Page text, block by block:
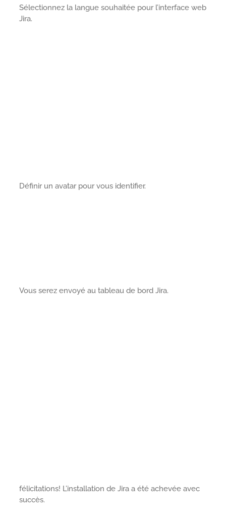
Sélectionnez la langue souhaitée pour l’interface web
Jira.
Définir un avatar pour vous identifier.
Vous serez envoyé au tableau de bord Jira.
félicitations! L’installation de Jira a été achevée avec
succès.